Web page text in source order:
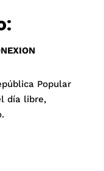
Popular
día libre,